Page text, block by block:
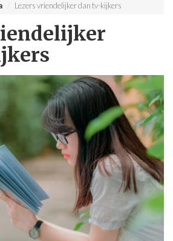
Lezers vriendelijker dan tv-kijkers